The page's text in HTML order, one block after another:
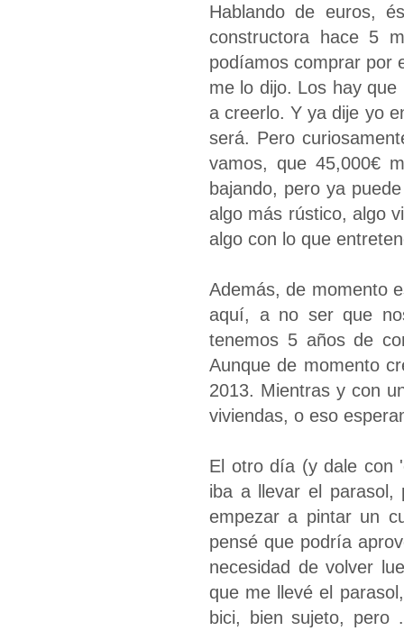
Hablando de euros,
constructora hace 5
podíamos comprar por
me lo dijo. Los hay
a creerlo. Y ya dije yo
será. Pero
vamos, que 45,000€
bajando, pero ya
algo más rústico, algo
algo con lo que
Además, de momento
aquí, a no ser que
tenemos 5 años de
Aunque de momento
2013. Mientras y con
viviendas, o eso
El otro día (y dale con
iba a llevar el parasol,
empezar a pintar un
pensé que podría
necesidad de volver
que me llevé el
bici, bien sujeto,